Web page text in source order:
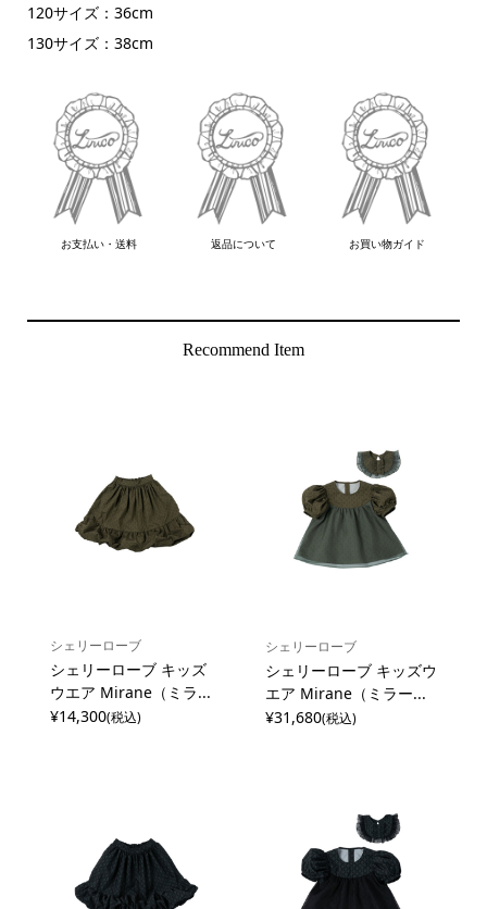
120サイズ：36cm
130サイズ：38cm
お支払い・送料 返品について お買い物ガイド
Recommend Item
シェリーローブ
シェリーローブ キッズ
ウエア Mirane（ミラ...
¥14,300(税込)
シェリーローブ
シェリーローブ キッズウ
エア Mirane（ミラー...
¥31,680(税込)